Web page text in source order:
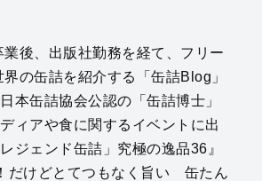
後、出版社勤務を経て、フリー
の缶詰を紹介する「缶詰Blog」
本缶詰協会公認の「缶詰博士」
ィアや食に関するイベントに出
ジェンド缶詰」究極の逸品36』
だけどとてつもなく旨い 缶たん